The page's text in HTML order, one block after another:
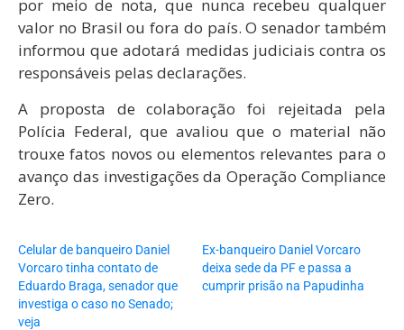
por meio de nota, que nunca recebeu qualquer
valor no Brasil ou fora do país. O senador também
informou que adotará medidas judiciais contra os
responsáveis pelas declarações.
A proposta de colaboração foi rejeitada pela
Polícia Federal, que avaliou que o material não
trouxe fatos novos ou elementos relevantes para o
avanço das investigações da Operação Compliance
Zero.
Celular de banqueiro Daniel
Vorcaro tinha contato de
Eduardo Braga, senador que
investiga o caso no Senado;
veja
Ex-banqueiro Daniel Vorcaro
deixa sede da PF e passa a
cumprir prisão na Papudinha